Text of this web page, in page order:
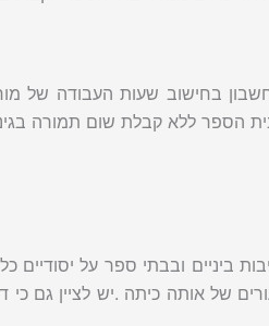
בחישוב שעות העבודה של
הספר ללא קבלת שום תמורה
של אותה כיתה .יש לציין גם כי